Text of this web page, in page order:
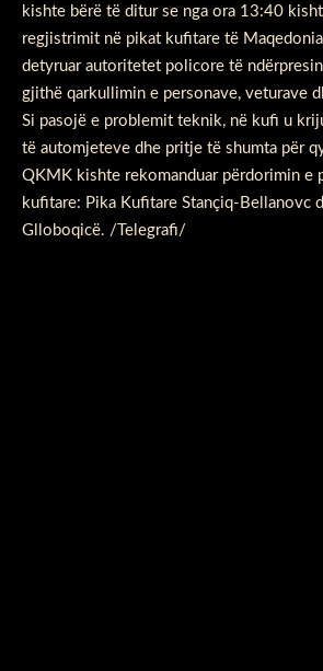
kishte bërë të ditur se nga ora 13:40
regjistrimit në pikat kufitare të
detyruar autoritetet policore të
gjithë qarkullimin e personave, veturave
Si pasojë e problemit teknik, në kufi u
të automjeteve dhe pritje të shumta për
QKMK kishte rekomanduar përdorimin e
kufitare: Pika Kufitare Stançiq-Bellanovc
Glloboqicë. /Telegrafi/